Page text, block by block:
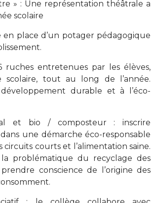
» : Une représentation théâtrale a
scolaire
en place d’un potager pédagogique
ruches entretenues par les élèves,
scolaire, tout au long de l’année.
développement durable et à l’éco-
et bio / composteur : inscrire
dans une démarche éco-responsable
circuits courts et l’alimentation saine.
la problématique du recyclage des
conscience de l’origine des